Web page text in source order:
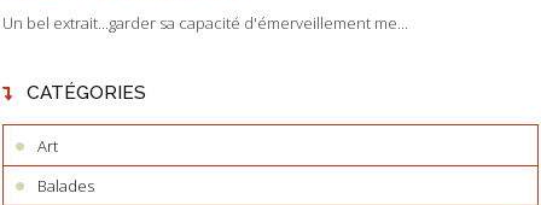
Un bel extrait...garder sa capacité d'émerveillement me...
CATÉGORIES
Art
Balades